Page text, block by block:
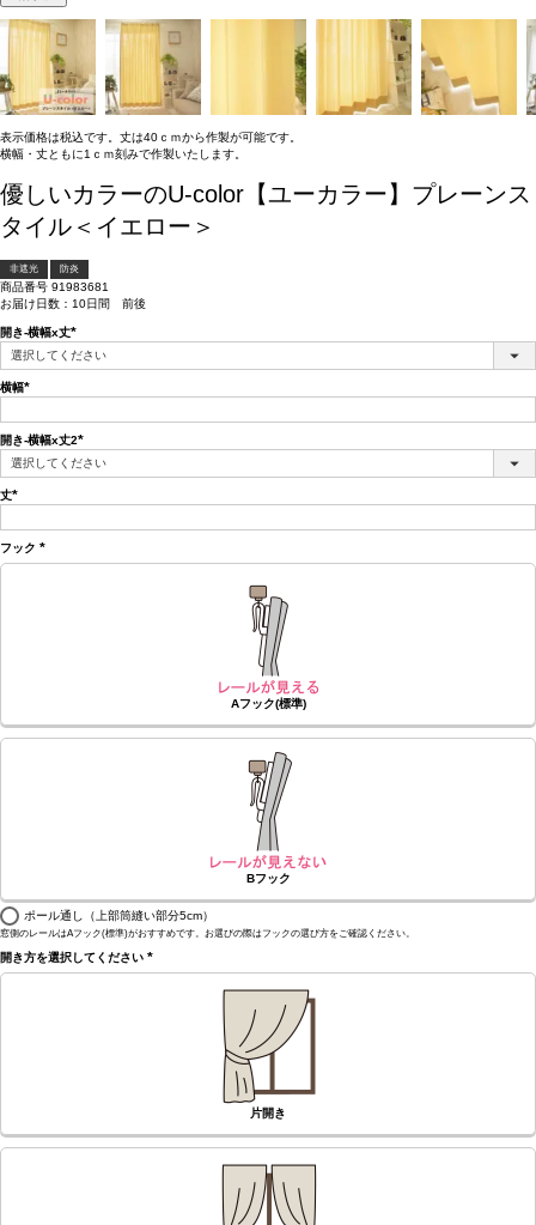
表示価格は税込です。丈は40ｃｍから作製が可能です。
横幅・丈ともに1ｃｍ刻みで作製いたします。
優しいカラーのU-color【ユーカラー】プレーンス
タイル＜イエロー＞
非遮光 防炎
商品番号 91983681
お届け日数：10日間 前後
開き-横幅x丈
(必
須)
横幅
須)
開き-横幅x丈2
(必
須)
丈
須)
フック
(必
Aフック(標準)
Bフック
ポール通し（上部筒縫い部分5cm）
窓側のレールはAフック(標準)がおすすめです。お選びの際はフックの選び方をご確認ください。
開き方を選択してください
(必
片開き